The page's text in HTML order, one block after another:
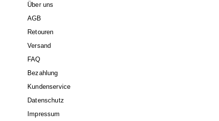
Über uns
AGB
Retouren
Versand
FAQ
Bezahlung
Kundenservice
Datenschutz
Impressum